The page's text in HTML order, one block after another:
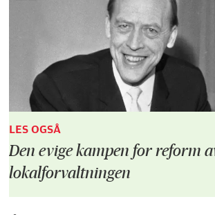
LES OGSÅ
Den evige kampen for reform
lokalforvaltningen